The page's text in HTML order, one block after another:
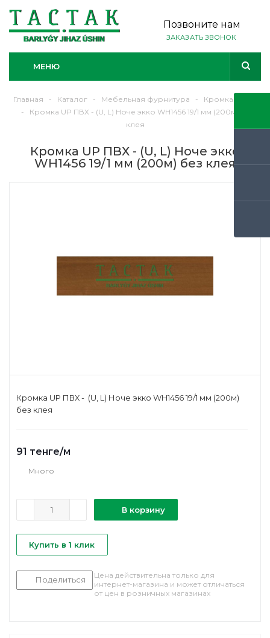
Позвоните нам
ЗАКАЗАТЬ ЗВОНОК
МЕНЮ
Главная - Каталог - Мебельная фурнитура -
Кромка ЛДСП
-
Кромка UP ПВХ - (U, L) Ноче экко WH1456 19/1 мм (200м) без
клея
Кромка UP ПВХ - (U, L) Ноче экко
WH1456 19/1 мм (200м) без клея
Кромка UP ПВХ - (U, L) Ноче экко WH1456 19/1 мм (200м)
без клея
91 тенге/м
Много
В корзину
Купить в 1 клик
Поделиться
Цена действительна только для
интернет-магазина и может отличаться
от цен в розничных магазинах